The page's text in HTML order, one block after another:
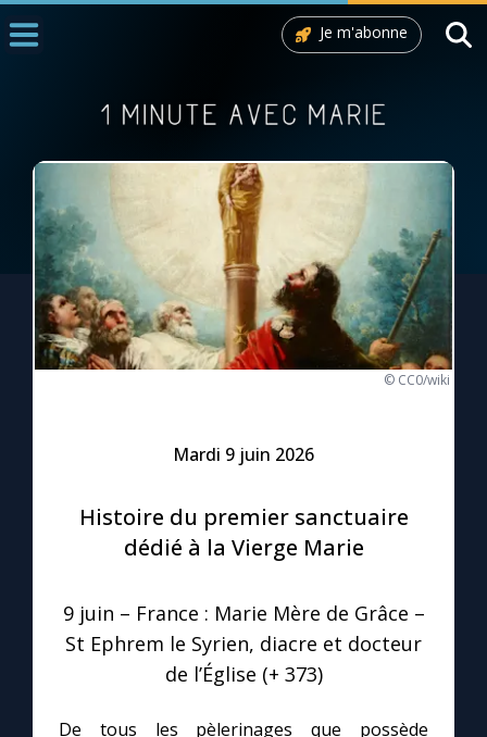
1000 Raisons de Croire
L'actualité de la semaine
La chaîne Youtube
Le compte Tiktok
Le magazine
Questions-réponses
Je m'abonne
© CC0/wiki
Mardi 9 juin 2026
Histoire du premier sanctuaire
dédié à la Vierge Marie
9 juin – France : Marie Mère de Grâce –
St Ephrem le Syrien, diacre et docteur
de l’Église (+ 373)
De tous les pèlerinages que possède